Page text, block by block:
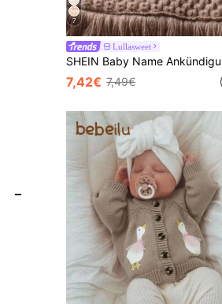
7
Lullasweet
7,42€ 7,49€